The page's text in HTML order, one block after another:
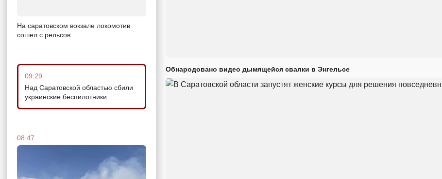
На саратовском вокзале локомотив
сошел с рельсов
09:29
Над Саратовской областью сбили
украинские беспилотники
08:47
Обнародовано видео дымящейся свалки в Энгельсе